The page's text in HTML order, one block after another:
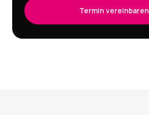
Termin vereinbaren